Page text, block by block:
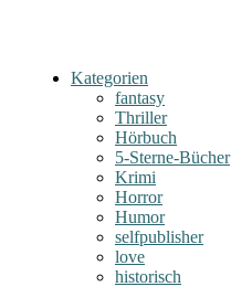
Kategorien
fantasy
Thriller
Hörbuch
5-Sterne-Bücher
Krimi
Horror
Humor
selfpublisher
love
historisch